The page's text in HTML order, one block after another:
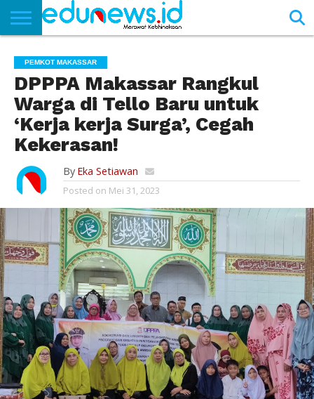
NEWS
EDUNEWS
LITERASI
PUSTAKA
SOSOK
TEKNO
KHASANAH
SASTRA
PEMKOT MAKASSAR
DPPPA Makassar Rangkul
Warga di Tello Baru untuk
‘Kerja kerja Surga’, Cegah
Kekerasan!
By Eka Setiawan
Posted on Mei 31, 2023